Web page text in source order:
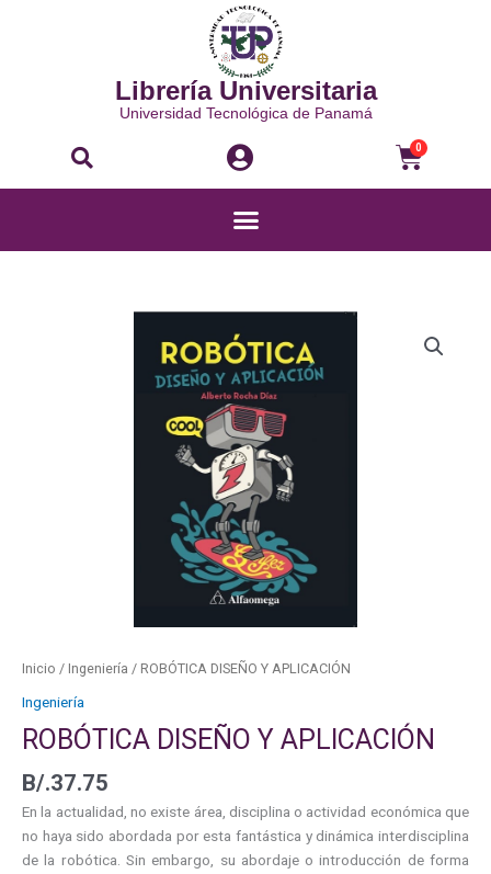
Librería Universitaria
Universidad Tecnológica de Panamá
Buscar 0
Menú
Inicio / Ingeniería / ROBÓTICA DISEÑO Y APLICACIÓN
Ingeniería
ROBÓTICA DISEÑO Y APLICACIÓN
B/.37.75
En la actualidad, no existe área, disciplina o actividad económica que
no haya sido abordada por esta fantástica y dinámica interdisciplina
de la robótica. Sin embargo, su abordaje o introducción de forma